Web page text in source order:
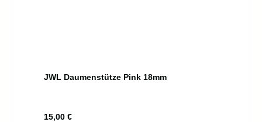
JWL Daumenstütze Pink 18mm
Regulärer Preis:
15,00 €